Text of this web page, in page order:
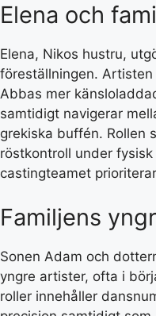
Elena och
Elena, Nikos hustru,
föreställningen.
Abbas mer
samtidigt navigerar
grekiska buffén. Rollen
röstkontroll under
castingteamet
Familjens
Sonen Adam och
yngre artister, ofta i
roller innehåller